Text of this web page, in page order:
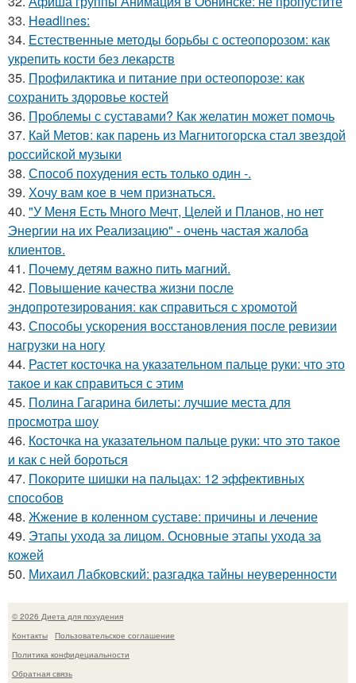
33. Headlines:
34. Естественные методы борьбы с остеопорозом: как
укрепить кости без лекарств
35. Профилактика и питание при остеопорозе: как
сохранить здоровье костей
36. Проблемы с суставами? Как желатин может помочь
37. Кай Метов: как парень из Магнитогорска стал звездой
российской музыки
38. Способ похудения есть только один -.
39. Хочу вам кое в чем признаться.
40. "У Меня Есть Много Мечт, Целей и Планов, но нет
Энергии на их Реализацию" - очень частая жалоба
клиентов.
41. Почему детям важно пить магний.
42. Повышение качества жизни после
эндопротезирования: как справиться с хромотой
43. Способы ускорения восстановления после ревизии
нагрузки на ногу
44. Растет косточка на указательном пальце руки: что это
такое и как справиться с этим
45. Полина Гагарина билеты: лучшие места для
просмотра шоу
46. Косточка на указательном пальце руки: что это такое
и как с ней бороться
47. Покорите шишки на пальцах: 12 эффективных
способов
48. Жжение в коленном суставе: причины и лечение
49. Этапы ухода за лицом. Основные этапы ухода за
кожей
50. Михаил Лабковский: разгадка тайны неуверенности
© 2026 Диета для похудения
Контакты
Пользовательское соглашение
Политика конфидециальности
Обратная связь